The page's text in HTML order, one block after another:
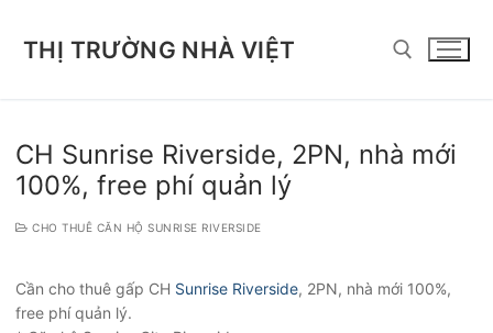
THỊ TRƯỜNG NHÀ VIỆT
CH Sunrise Riverside, 2PN, nhà mới
100%, free phí quản lý
CHO THUÊ CĂN HỘ SUNRISE RIVERSIDE
Cần cho thuê gấp CH Sunrise Riverside, 2PN, nhà mới 100%,
free phí quản lý.